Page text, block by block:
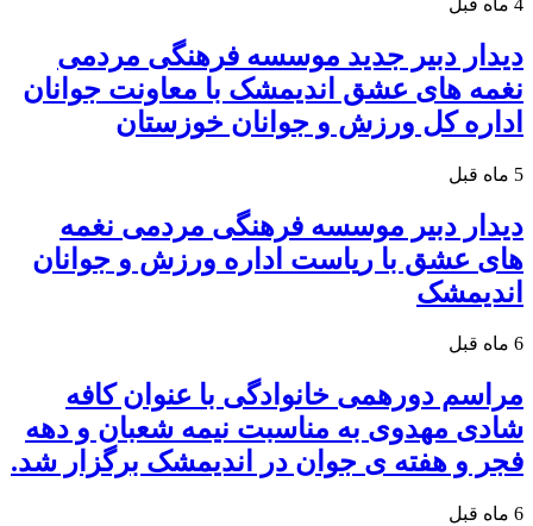
دیدار دبیر جدید موسسه فرهنگی مردمی
نغمه های عشق اندیمشک با معاونت جوانان
اداره کل ورزش و جوانان خوزستان
5 ماه قبل
دیدار دبیر موسسه فرهنگی مردمی نغمه
های عشق با ریاست اداره ورزش و جوانان
اندیمشک
6 ماه قبل
مراسم دورهمی خانوادگی با عنوان کافه
شادی مهدوی به مناسبت نیمه شعبان و دهه
فجر و هفته ی جوان در اندیمشک برگزار شد.
6 ماه قبل